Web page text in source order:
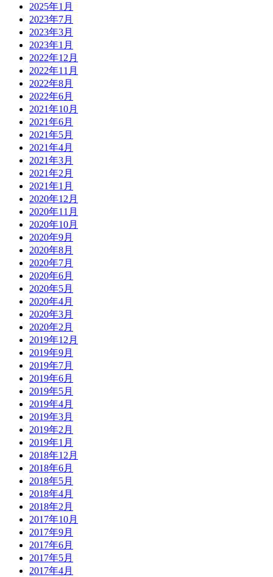
2025年1月
2023年7月
2023年3月
2023年1月
2022年12月
2022年11月
2022年8月
2022年6月
2021年10月
2021年6月
2021年5月
2021年4月
2021年3月
2021年2月
2021年1月
2020年12月
2020年11月
2020年10月
2020年9月
2020年8月
2020年7月
2020年6月
2020年5月
2020年4月
2020年3月
2020年2月
2019年12月
2019年9月
2019年7月
2019年6月
2019年5月
2019年4月
2019年3月
2019年2月
2019年1月
2018年12月
2018年6月
2018年5月
2018年4月
2018年2月
2017年10月
2017年9月
2017年6月
2017年5月
2017年4月